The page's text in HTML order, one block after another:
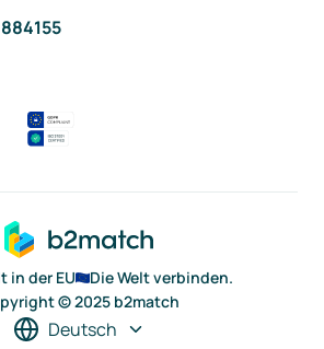
in der EU
Die Welt verbinden.
© 2025 b2match
Deutsch